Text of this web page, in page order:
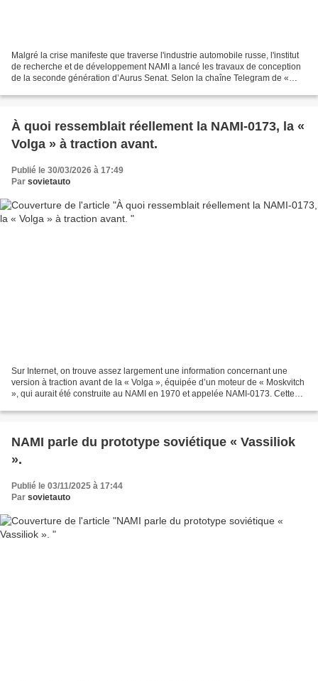
Malgré la crise manifeste que traverse l'industrie automobile russe, l'institut
de recherche et de développement NAMI a lancé les travaux de conception
de la seconde génération d’Aurus Senat. Selon la chaîne Telegram de «
À quoi ressemblait réellement la NAMI-0173, la «
Volga » à traction avant.
Publié le 30/03/2026 à 17:49
Par sovietauto
Sur Internet, on trouve assez largement une information concernant une
version à traction avant de la « Volga », équipée d’un moteur de « Moskvitch
», qui aurait été construite au NAMI en 1970 et appelée NAMI-0173. Cette
NAMI parle du prototype soviétique « Vassiliok
».
Publié le 03/11/2025 à 17:44
Par sovietauto